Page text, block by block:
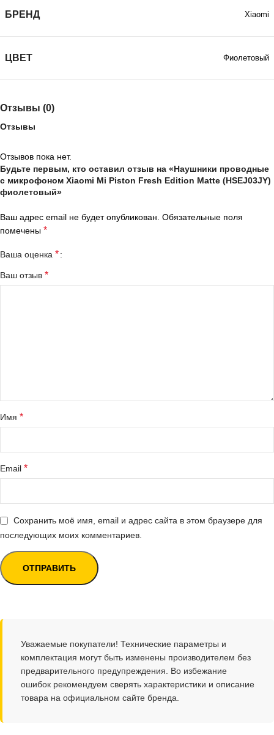
БРЕНД Xiaomi
ЦВЕТ Фиолетовый
Отзывы (0)
Отзывы
Отзывов пока нет.
Будьте первым, кто оставил отзыв на «Наушники проводные
с микрофоном Xiaomi Mi Piston Fresh Edition Matte (HSEJ03JY)
фиолетовый»
Ваш адрес email не будет опубликован. Обязательные поля
помечены *
Ваша оценка *
Ваш отзыв *
Имя *
Email *
Сохранить моё имя, email и адрес сайта в этом браузере для
последующих моих комментариев.
Уважаемые покупатели! Технические параметры и
комплектация могут быть изменены производителем без
предварительного предупреждения. Во избежание
ошибок рекомендуем сверять характеристики и описание
товара на официальном сайте бренда.